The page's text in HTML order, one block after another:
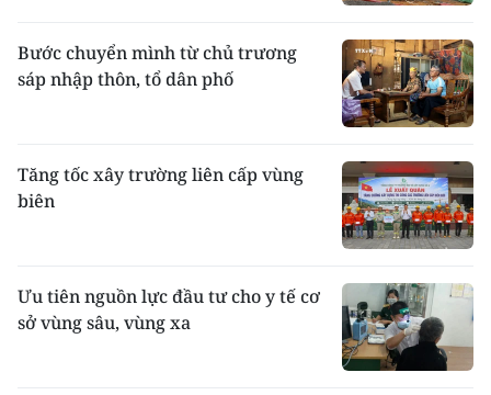
Bước chuyển mình từ chủ trương
sáp nhập thôn, tổ dân phố
Tăng tốc xây trường liên cấp vùng
biên
Ưu tiên nguồn lực đầu tư cho y tế cơ
sở vùng sâu, vùng xa